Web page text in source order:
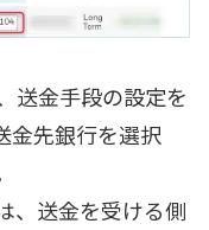
送金手段の設定を
金先銀行を選択
、送金を受ける側